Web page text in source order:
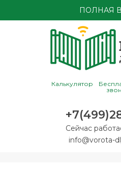
ПОЛНАЯ
Калькулятор
Сейчас
info@vorota-